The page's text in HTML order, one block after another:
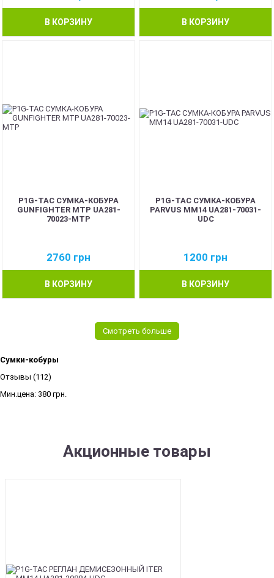
В КОРЗИНУ В КОРЗИНУ
P1G-TAC СУМКА-КОБУРА
GUNFIGHTER MTP UA281-
70023-MTP
2760 грн
В КОРЗИНУ
P1G-TAC СУМКА-КОБУРА
PARVUS MM14 UA281-70031-
UDC
1200 грн
В КОРЗИНУ
Смотреть больше
Сумки-кобуры
Отзывы (112)
Мин.цена: 380 грн.
Акционные товары